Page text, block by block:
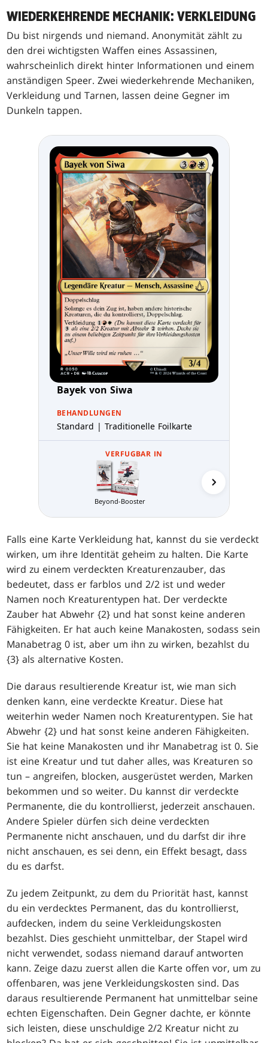
WIEDERKEHRENDE MECHANIK: VERKLEIDUNG
Du bist nirgends und niemand. Anonymität zählt zu
den drei wichtigsten Waffen eines Assassinen,
wahrscheinlich direkt hinter Informationen und einem
anständigen Speer. Zwei wiederkehrende Mechaniken,
Verkleidung und Tarnen, lassen deine Gegner im
Dunkeln tappen.
Bayek von Siwa
BEHANDLUNGEN
Standard | Traditionelle Foilkarte
VERFUGBAR IN
Beyond-Booster
Falls eine Karte Verkleidung hat, kannst du sie verdeckt
wirken, um ihre Identität geheim zu halten. Die Karte
wird zu einem verdeckten Kreaturenzauber, das
bedeutet, dass er farblos und 2/2 ist und weder
Namen noch Kreaturentypen hat. Der verdeckte
Zauber hat Abwehr {2} und hat sonst keine anderen
Fähigkeiten. Er hat auch keine Manakosten, sodass sein
Manabetrag 0 ist, aber um ihn zu wirken, bezahlst du
{3} als alternative Kosten.
Die daraus resultierende Kreatur ist, wie man sich
denken kann, eine verdeckte Kreatur. Diese hat
weiterhin weder Namen noch Kreaturentypen. Sie hat
Abwehr {2} und hat sonst keine anderen Fähigkeiten.
Sie hat keine Manakosten und ihr Manabetrag ist 0. Sie
ist eine Kreatur und tut daher alles, was Kreaturen so
tun – angreifen, blocken, ausgerüstet werden, Marken
bekommen und so weiter. Du kannst dir verdeckte
Permanente, die du kontrollierst, jederzeit anschauen.
Andere Spieler dürfen sich deine verdeckten
Permanente nicht anschauen, und du darfst dir ihre
nicht anschauen, es sei denn, ein Effekt besagt, dass
du es darfst.
Zu jedem Zeitpunkt, zu dem du Priorität hast, kannst
du ein verdecktes Permanent, das du kontrollierst,
aufdecken, indem du seine Verkleidungskosten
bezahlst. Dies geschieht unmittelbar, der Stapel wird
nicht verwendet, sodass niemand darauf antworten
kann. Zeige dazu zuerst allen die Karte offen vor, um zu
offenbaren, was jene Verkleidungskosten sind. Das
daraus resultierende Permanent hat unmittelbar seine
echten Eigenschaften. Dein Gegner dachte, er könnte
sich leisten, diese unschuldige 2/2 Kreatur nicht zu